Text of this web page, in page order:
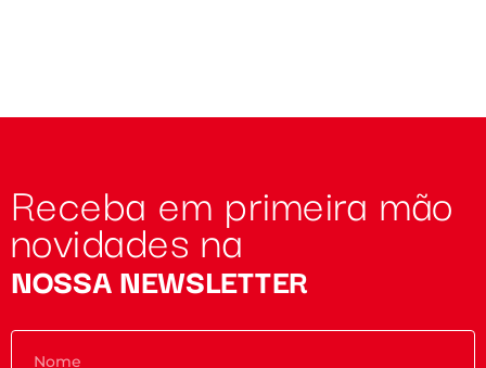
Receba em primeira mão
novidades na
NOSSA NEWSLETTER